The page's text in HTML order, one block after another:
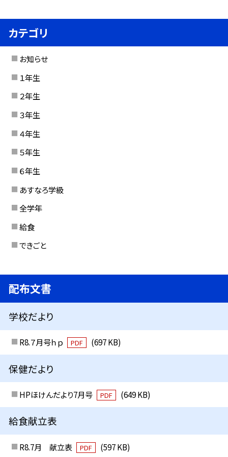
カテゴリ
お知らせ
１年生
２年生
３年生
４年生
５年生
６年生
あすなろ学級
全学年
給食
できごと
配布文書
学校だより
R8.７月号ｈｐ PDF (697 KB)
保健だより
HPほけんだより7月号 PDF (649 KB)
給食献立表
R8.7月 献立表 PDF (597 KB)